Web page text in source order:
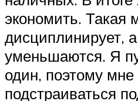
экономить. Такая
дисциплинирует,
уменьшаются. Я
один, поэтому
подстраиваться